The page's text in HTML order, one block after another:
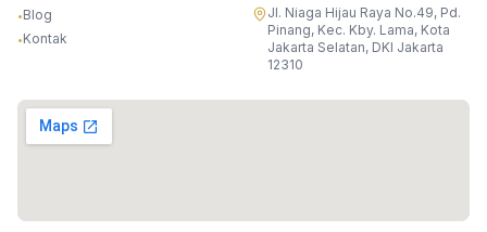
•Blog
•Kontak
Jl. Niaga Hijau Raya No.49, Pd.
Pinang, Kec. Kby. Lama, Kota
Jakarta Selatan, DKI Jakarta
12310